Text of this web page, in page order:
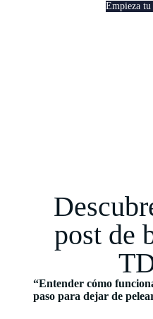
Empieza
post de
“Entender cómo
paso para dejar de